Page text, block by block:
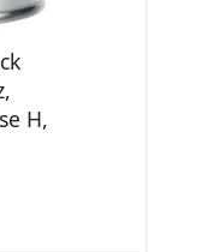
H,